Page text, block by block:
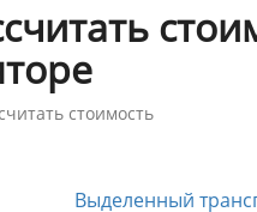
стоимость
Выделенный